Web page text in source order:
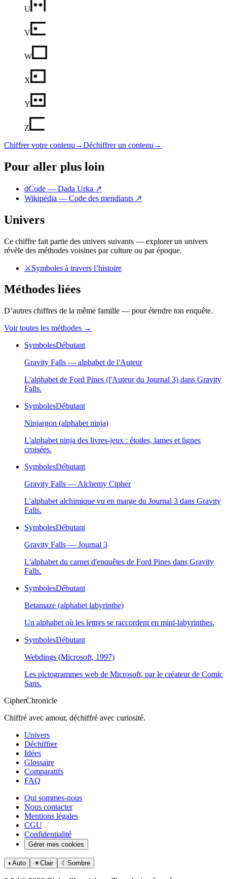
U
V
W
X
Y
Z
Chiffrer votre contenu →Déchiffrer un contenu →
Pour aller plus loin
dCode — Dada Urka ↗
Wikipédia — Code des mendiants ↗
Univers
Ce chiffre fait partie des univers suivants — explorer un univers
révèle des méthodes voisines par culture ou par époque.
⚔️Symboles à travers l’histoire
Méthodes liées
D’autres chiffres de la même famille — pour étendre ton enquête.
Voir toutes les méthodes →
SymbolesDébutant
Gravity Falls — alphabet de l'Auteur
L'alphabet de Ford Pines (l'Auteur du Journal 3) dans Gravity
Falls.
SymbolesDébutant
Ninjargon (alphabet ninja)
L'alphabet ninja des livres-jeux : étoiles, lames et lignes
croisées.
SymbolesDébutant
Gravity Falls — Alchemy Cipher
L'alphabet alchimique vu en marge du Journal 3 dans Gravity
Falls.
SymbolesDébutant
Gravity Falls — Journal 3
L'alphabet du carnet d'enquêtes de Ford Pines dans Gravity
Falls.
SymbolesDébutant
Betamaze (alphabet labyrinthe)
Un alphabet où les lettres se raccordent en mini-labyrinthes.
SymbolesDébutant
Webdings (Microsoft, 1997)
Les pictogrammes web de Microsoft, par le créateur de Comic
Sans.
CipherChronicle
Chiffré avec amour, déchiffré avec curiosité.
Univers
Déchiffrer
Idées
Glossaire
Comparatifs
FAQ
Qui sommes-nous
Nous contacter
Mentions légales
CGU
Confidentialité
Gérer mes cookies
◐ Auto ☀Clair ☾ Sombre